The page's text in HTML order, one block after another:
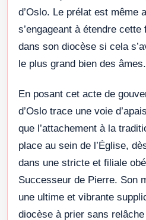
d’Oslo. Le prélat est même
s’engageant à étendre
dans son diocèse si cela
le plus grand bien des âmes.
En posant cet acte de
d’Oslo trace une voie
que l’attachement à la
place au sein de l’Église,
dans une stricte et filiale
Successeur de Pierre. Son
une ultime et vibrante
diocèse à prier sans